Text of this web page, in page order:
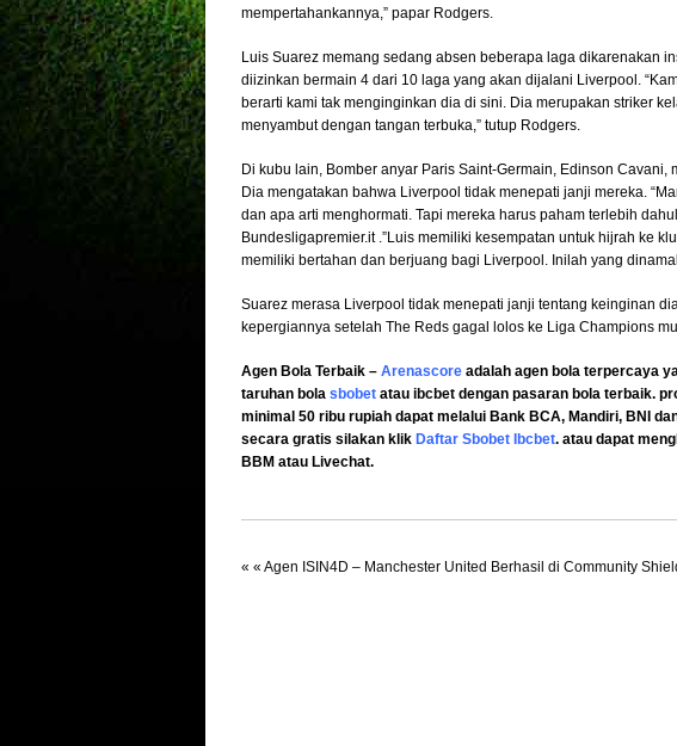
mempertahankannya,” papar Rodgers.
Luis Suarez memang sedang absen beberapa laga dikarenakan
diizinkan bermain 4 dari 10 laga yang akan dijalani Liverpool.
berarti kami tak menginginkan dia di sini. Dia merupakan striker
menyambut dengan tangan terbuka,” tutup Rodgers.
Di kubu lain, Bomber anyar Paris Saint-Germain, Edinson
Dia mengatakan bahwa Liverpool tidak menepati janji mereka.
dan apa arti menghormati. Tapi mereka harus paham terlebih
Bundesligapremier.it .”Luis memiliki kesempatan untuk hijrah ke
memiliki bertahan dan berjuang bagi Liverpool. Inilah yang
Suarez merasa Liverpool tidak menepati janji tentang keinginan
kepergiannya setelah The Reds gagal lolos ke Liga Champions
Agen Bola Terbaik – Arenascore adalah agen bola terpercaya
taruhan bola sbobet atau ibcbet dengan pasaran bola terbaik.
minimal 50 ribu rupiah dapat melalui Bank BCA, Mandiri, BNI
secara gratis silakan klik Daftar Sbobet Ibcbet. atau dapat
BBM atau Livechat.
« « Agen ISIN4D – Manchester United Berhasil di Community